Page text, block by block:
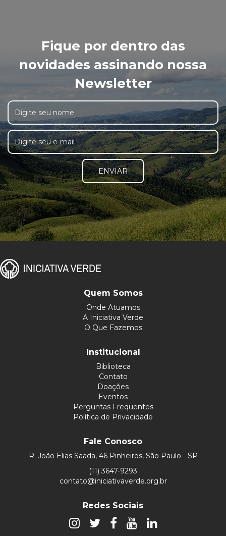
Fique por dentro das
novidades assinando nossa
Newsletter
ENVIAR
Quem Somos
Onde Atuamos
A Iniciativa Verde
O Que Fazemos
Institucional
Biblioteca
Contato
Doações
Eventos
Perguntas Frequentes
Política de Privacidade
Fale Conosco
R. João Elias Saada, 46 Pinheiros, São Paulo - SP
(11) 3647-9293
contato@iniciativaverde.org.br
Redes Sociais